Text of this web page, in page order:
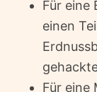
Für eine
einen
Für eine